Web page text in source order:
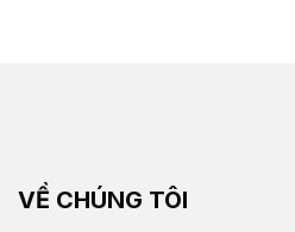
VỀ CHÚNG TÔI